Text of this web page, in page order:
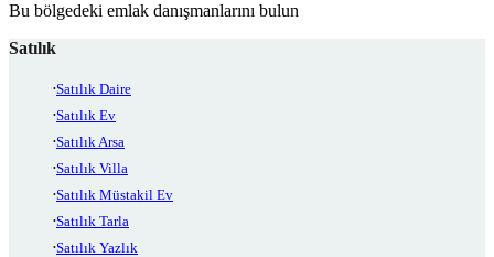
Bu bölgedeki emlak danışmanlarını bulun
Satılık
Satılık Daire
Satılık Ev
Satılık Arsa
Satılık Villa
Satılık Müstakil Ev
Satılık Tarla
Satılık Yazlık